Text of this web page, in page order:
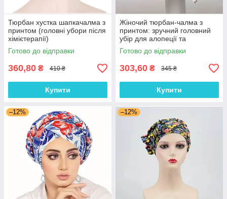
Тюрбан хустка шапкачалма з
принтом (головні убори після
хімієтерапії)
Готово до відправки
360,80 ₴ 410 ₴
Купити
Жіночий тюрбан-чалма з
принтом: зручний головний
убір для алопеції та
відновлення після
хімієтерапії
Готово до відправки
303,60 ₴ 345 ₴
Купити
–12% –12%